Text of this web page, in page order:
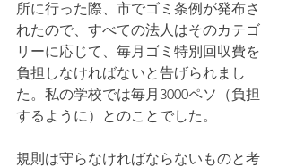
所に行った際、市でゴミ条例が発布さ
れたので、すべての法人はそのカテゴ
リーに応じて、毎月ゴミ特別回収費を
負担しなければないと告げられまし
た。私の学校では毎月3000ペソ（負担
するように）とのことでした。
規則は守らなければならないものと考